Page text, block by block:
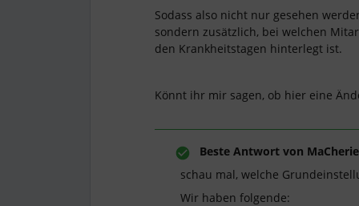
Sodass also nicht nur gesehen
sondern zusätzlich, bei welchen
den Krankheitstagen hinterlegt ist.
Könnt ihr mir sagen, ob hier eine
Beste Antwort von
schau mal, welche
Wir haben folgende: